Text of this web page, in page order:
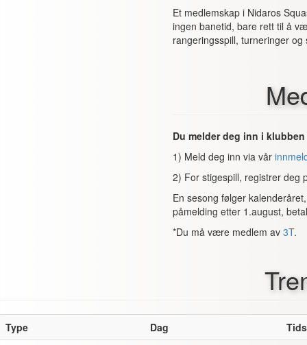
Et medlemskap i Nidaros
ingen banetid, bare rett til å
rangeringsspill, turneringer
Du melder deg inn i
1) Meld deg inn via vår
2) For stigespill, registrer deg
En sesong følger
påmelding etter 1.august,
*Du må være medlem av3T.
Type Dag